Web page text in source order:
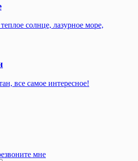
солнце, лазурное море,
все самое интересное!
мне